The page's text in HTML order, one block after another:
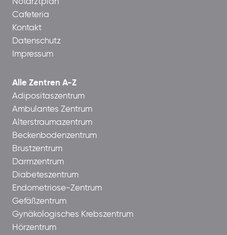
Cafeteria
Kontakt
Datenschutz
Impressum
Alle Zentren A-Z
Adipositaszentrum
Ambulantes Zentrum
Alterstraumazentrum
Beckenbodenzentrum
Brustzentrum
Darmzentrum
Diabeteszentrum
Endometriose-Zentrum
Gefäßzentrum
Gynäkologisches Krebszentrum
Hörzentrum